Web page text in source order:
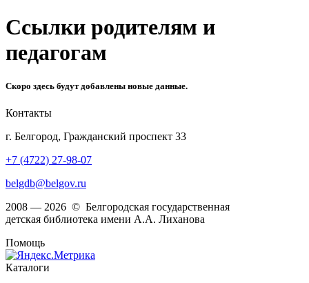
Ссылки родителям и
педагогам
Скоро здесь будут добавлены новые данные.
Контакты
г. Белгород, Гражданский проспект 33
+7 (4722) 27-98-07
belgdb@belgov.ru
2008 — 2026 © Белгородская государственная
детская библиотека имени А.А. Лиханова
Помощь
Каталоги